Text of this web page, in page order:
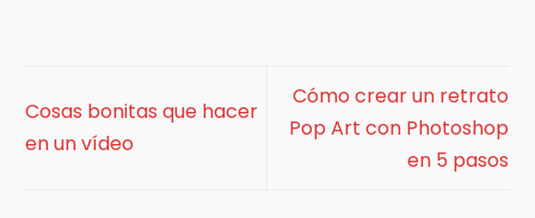
Cosas bonitas que hacer
en un vídeo
Cómo crear un retrato
Pop Art con Photoshop
en 5 pasos